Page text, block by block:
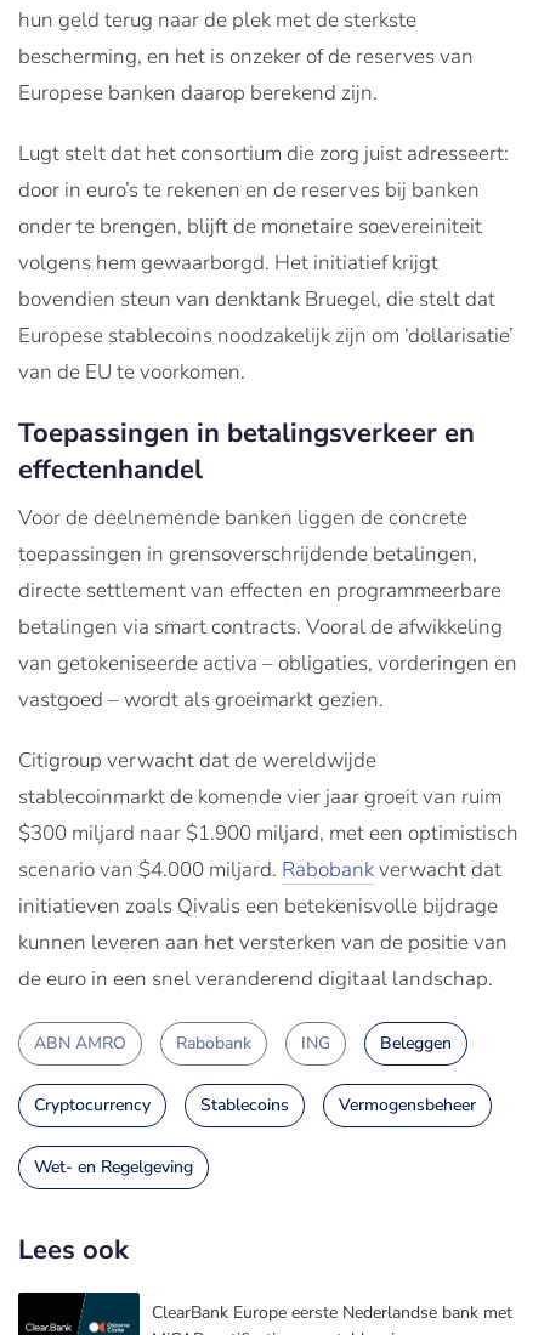
hun geld terug naar de plek met de sterkste
bescherming, en het is onzeker of de reserves van
Europese banken daarop berekend zijn.
Lugt stelt dat het consortium die zorg juist adresseert:
door in euro’s te rekenen en de reserves bij banken
onder te brengen, blijft de monetaire soevereiniteit
volgens hem gewaarborgd. Het initiatief krijgt
bovendien steun van denktank Bruegel, die stelt dat
Europese stablecoins noodzakelijk zijn om ‘dollarisatie’
van de EU te voorkomen.
Toepassingen in betalingsverkeer en
effectenhandel
Voor de deelnemende banken liggen de concrete
toepassingen in grensoverschrijdende betalingen,
directe settlement van effecten en programmeerbare
betalingen via smart contracts. Vooral de afwikkeling
van getokeniseerde activa – obligaties, vorderingen en
vastgoed – wordt als groeimarkt gezien.
Citigroup verwacht dat de wereldwijde
stablecoinmarkt de komende vier jaar groeit van ruim
$300 miljard naar $1.900 miljard, met een optimistisch
scenario van $4.000 miljard. Rabobankverwacht dat
initiatieven zoals Qivalis een betekenisvolle bijdrage
kunnen leveren aan het versterken van de positie van
de euro in een snel veranderend digitaal landschap.
ABN AMRO Rabobank ING Beleggen
Cryptocurrency Stablecoins Vermogensbeheer
Wet- en Regelgeving
Lees ook
ClearBank Europe eerste Nederlandse bank met